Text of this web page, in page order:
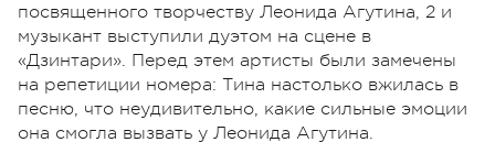
посвященного творчеству Леонида Агутина, 2 и
музыкант выступили дуэтом на сцене в
«Дзинтари». Перед этем артисты были замечены
на репетиции номера: Тина настолько вжилась в
песню, что неудивительно, какие сильные эмоции
она смогла вызвать у Леонида Агутина.